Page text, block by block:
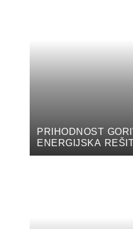
PRIHODNOST
ENERGIJSKA
AVTOMOBILE